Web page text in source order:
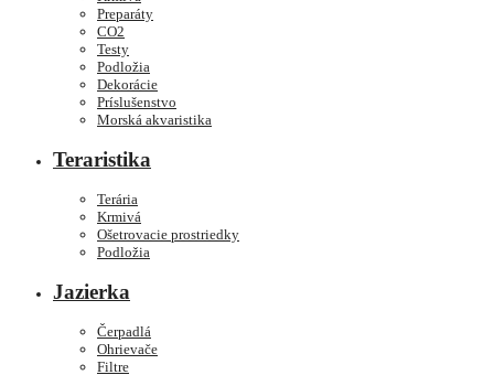
Preparáty
CO2
Testy
Podložia
Dekorácie
Príslušenstvo
Morská akvaristika
Teraristika
Terária
Krmivá
Ošetrovacie prostriedky
Podložia
Jazierka
Čerpadlá
Ohrievače
Filtre